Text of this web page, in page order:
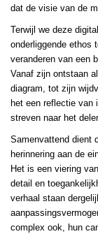
dat de visie van de
Terwijl we deze
onderliggende ethos
veranderen van een
Vanaf zijn ontstaan
diagram, tot zijn
het een reflectie van
streven naar het
Samenvattend dient
herinnering aan de
Het is een viering
detail en
verhaal staan
complex ook, hun